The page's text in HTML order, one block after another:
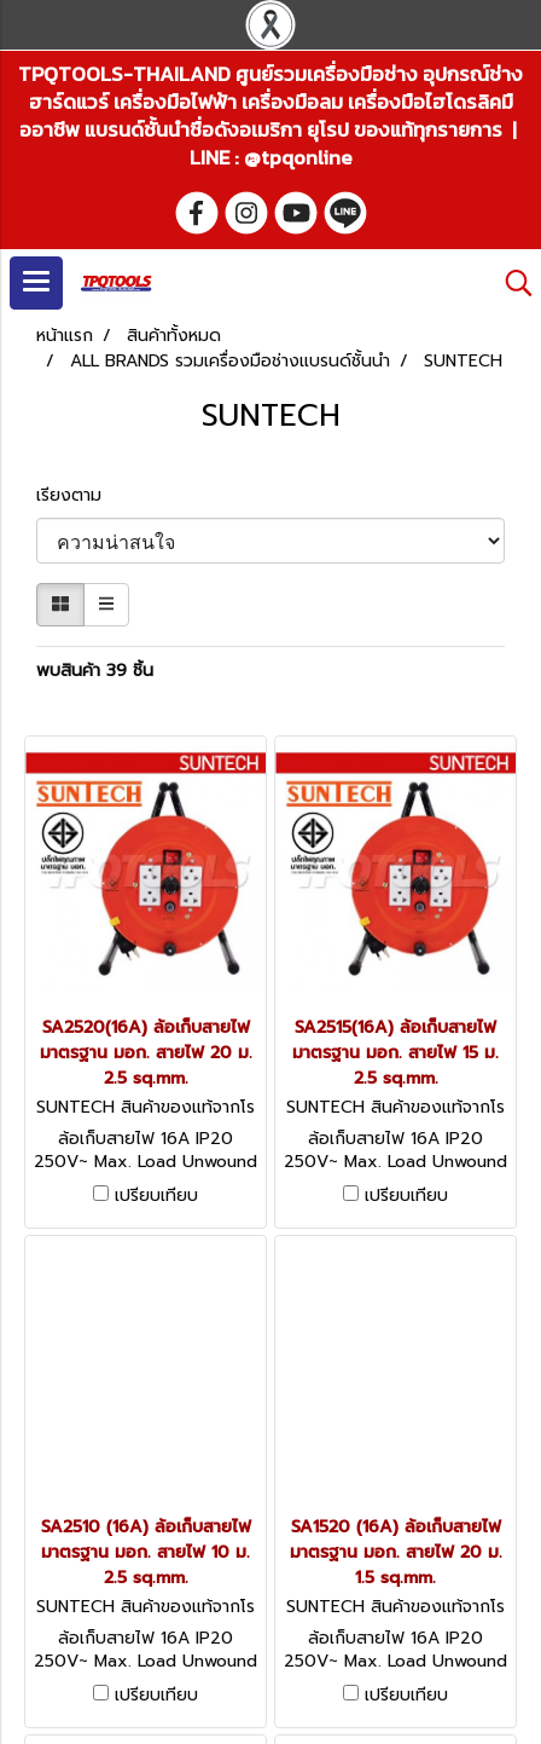
TPQTOOLS-THAILAND ศูนย์รวมเครื่องมือช่าง อุปกรณ์ช่าง
ฮาร์ดแวร์ เครื่องมือไฟฟ้า เครื่องมือลม เครื่องมือไฮโดรลิคมื
ออาชีพ แบรนด์ชั้นนำชื่อดังอเมริกา ยุโรป ของแท้ทุกรายการ |
LINE : @tpqonline
หน้าแรก
สินค้าทั้งหมด
ALL BRANDS รวมเครื่องมือช่างแบรนด์ชั้นนำ
SUNTECH
SUNTECH
เรียงตาม
พบสินค้า 39 ชิ้น
SA2520(16A) ล้อเก็บสายไฟ
มาตรฐาน มอก. สายไฟ 20 ม.
2.5 sq.mm.
SUNTECH สินค้าของแท้จากโร
งงานผู้ผลิต SA2520
ล้อเก็บสายไฟ 16A IP20
250V~ Max. Load Unwound
3600W / Wound 2200W
อุปกรณ์ป้องกันกระแสไฟฟ้าเกิน
ได้มาตรฐาน IEC60934
เปรียบเทียบ
SA2515(16A) ล้อเก็บสายไฟ
มาตรฐาน มอก. สายไฟ 15 ม.
2.5 sq.mm.
SUNTECH สินค้าของแท้จากโร
งงานผู้ผลิต SA2515
ล้อเก็บสายไฟ 16A IP20
250V~ Max. Load Unwound
3600W / Wound 2200W
อุปกรณ์ป้องกันกระแสไฟฟ้าเกิน
ได้มาตรฐาน IEC60934
เปรียบเทียบ
SA2510 (16A) ล้อเก็บสายไฟ
มาตรฐาน มอก. สายไฟ 10 ม.
2.5 sq.mm.
SUNTECH สินค้าของแท้จากโร
งงานผู้ผลิต SA2510
ล้อเก็บสายไฟ 16A IP20
250V~ Max. Load Unwound
3600W / Wound 2200W
อุปกรณ์ป้องกันกระแสไฟฟ้าเกิน
ได้มาตรฐาน IEC60934
เปรียบเทียบ
SA1520 (16A) ล้อเก็บสายไฟ
มาตรฐาน มอก. สายไฟ 20 ม.
1.5 sq.mm.
SUNTECH สินค้าของแท้จากโร
งงานผู้ผลิต SA1520
ล้อเก็บสายไฟ 16A IP20
250V~ Max. Load Unwound
3600W / Wound 2200W
อุปกรณ์ป้องกันกระแสไฟฟ้าเกิน
ได้มาตรฐาน IEC60934
เปรียบเทียบ